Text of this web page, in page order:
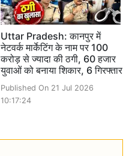
Uttar Pradesh: कानपुर में
नेटवर्क मार्केटिंग के नाम पर 100
करोड़ से ज्यादा की ठगी, 60 हजार
युवाओं को बनाया शिकार, 6 गिरफ्तार
Published On 21 Jul 2026
10:17:24